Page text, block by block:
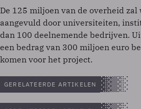
De 125 miljoen van de overheid zal
aangevuld door universiteiten,
dan 100 deelnemende bedrijven.
een bedrag van 300 miljoen euro
komen voor het project.
GERELATEERDE ARTIKELEN